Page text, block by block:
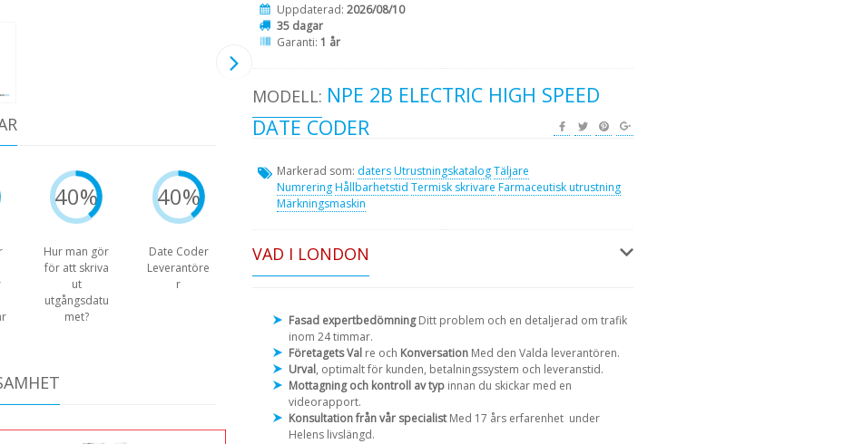
40%
Hur man gör
för att skriva
ut
utgångsdatu
met?
40%
Date Coder
Leverantöre
r
Uppdaterad: 2026/08/10
35 dagar
Garanti: 1 år
MODELL: NPE 2B ELECTRIC HIGH SPEED
DATE CODER
Markerad som: datersUtrustningskatalogTäljare
NumreringHållbarhetstid Termisk skrivare Farmaceutisk utrustning
Märkningsmaskin
VAD I LONDON
Fasad expertbedömningDitt problem och en detaljerad om trafik
inom 24 timmar.
Företagets Val re och Konversation Med den Valda leverantören.
Urval, optimalt för kunden, betalningssystem och leveranstid.
Mottagning och kontroll av typ innan du skickar med en
videorapport.
Konsultation från vår specialistMed 17 års erfarenhet under
Helens livslängd.